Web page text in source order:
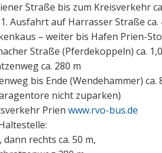
Straße bis zum Kreisverkehr
Ausfahrt auf Harrasser Straße ca.
– weiter bis Hafen Prien-
Straße (Pferdekoppeln) ca.
ca. 280 m
bis Ende (Wendehammer) ca.
nicht zuparken)
Prien www.rvo-bus.de
rechts ca. 50 m,